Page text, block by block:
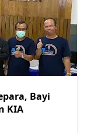
Bayi
KIA